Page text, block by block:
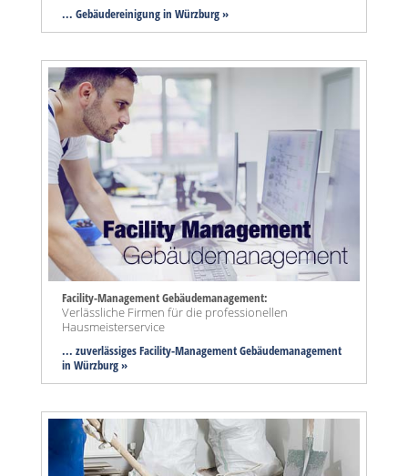
... Gebäudereinigung in Würzburg »
Facility-Management Gebäudemanagement:
Verlässliche Firmen für die professionellen
Hausmeisterservice
... zuverlässiges Facility-Management Gebäudemanagement
in Würzburg »